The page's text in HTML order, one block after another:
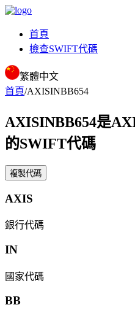
首頁
檢查SWIFT代碼
繁體中文
首頁/AXISINBB654
AXISINBB654是
的SWIFT代碼
複製代碼
AXIS
銀行代碼
IN
國家代碼
BB